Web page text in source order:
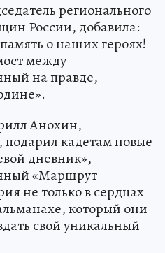
регионального
России, добавила:
о наших героях!
между
на правде,
Анохин,
подарил кадетам новые
дневник»,
«Маршрут
не только в сердцах
который они
свой уникальный